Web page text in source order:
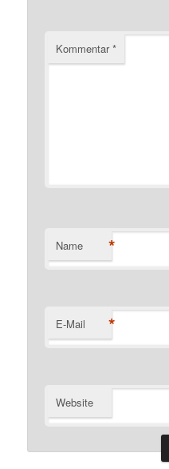
Kommentar*
Name *
E-Mail *
Website